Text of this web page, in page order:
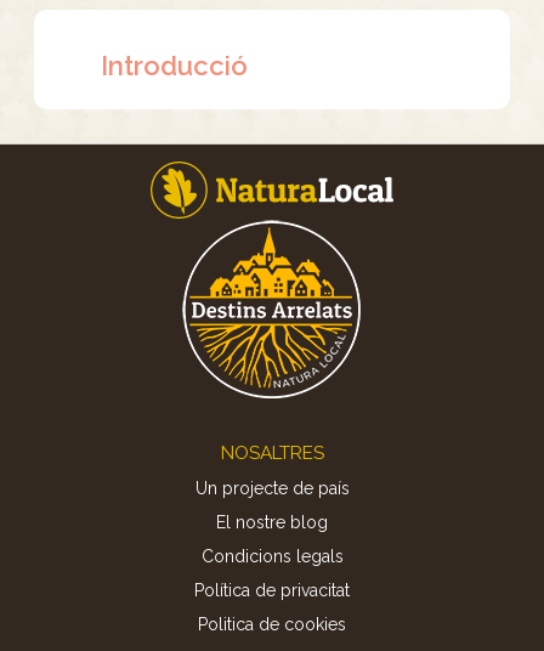
Introducció
NOSALTRES
Un projecte de país
El nostre blog
Condicions legals
Política de privacitat
Politica de cookies